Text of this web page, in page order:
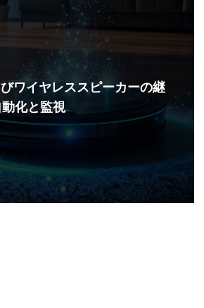
ワイヤレススピーカーの継
化と監視